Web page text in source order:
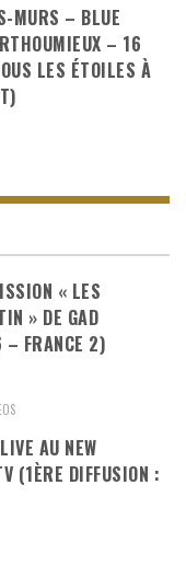
MURS – BLUE
– 16
LES ÉTOILES À
« LES
» DE GAD
FRANCE 2)
AU NEW
(1ÈRE DIFFUSION :